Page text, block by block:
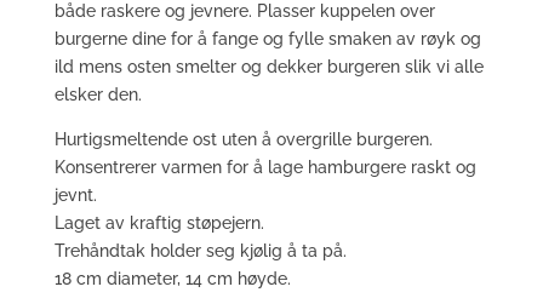
både raskere og jevnere. Plasser kuppelen over
burgerne dine for å fange og fylle smaken av røyk og
ild mens osten smelter og dekker burgeren slik vi alle
elsker den.
Hurtigsmeltende ost uten å overgrille burgeren.
Konsentrerer varmen for å lage hamburgere raskt og
jevnt.
Laget av kraftig støpejern.
Trehåndtak holder seg kjølig å ta på.
18 cm diameter, 14 cm høyde.